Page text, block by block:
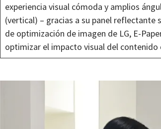
experiencia visual cómoda y amplios
(vertical) – gracias a su panel
de optimización de imagen de LG, E-
optimizar el impacto visual del contenido